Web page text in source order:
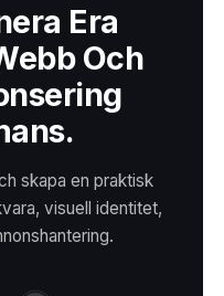
Era
Och
skapa en praktisk
visuell identitet,